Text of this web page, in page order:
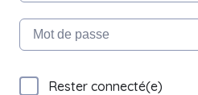
Rester connecté(e)